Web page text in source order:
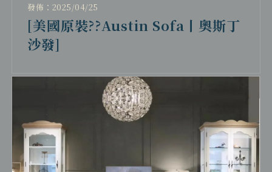
[美國原裝??Austin Sofa丨奧斯丁
沙發]
發佈：2025/04/25